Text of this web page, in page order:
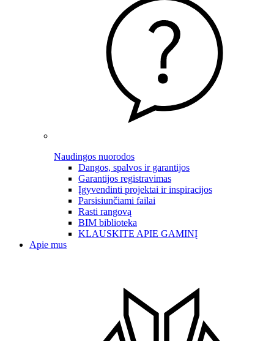
Naudingos nuorodos
Dangos, spalvos ir garantijos
Garantijos registravimas
Įgyvendinti projektai ir inspiracijos
Parsisiunčiami failai
Rasti rangovą
BIM biblioteka
KLAUSKITE APIE GAMINĮ
Apie mus